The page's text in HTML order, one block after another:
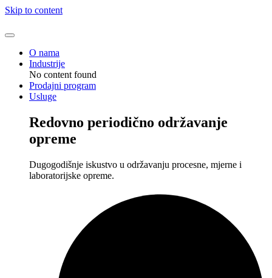
Skip to content
O nama
Industrije
No content found
Prodajni program
Usluge
Redovno periodično održavanje
opreme
Dugogodišnje iskustvo u održavanju procesne, mjerne i
laboratorijske opreme.